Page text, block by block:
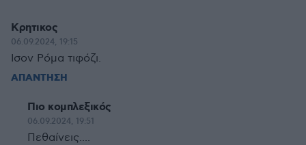
Κρητικος
06.09.2024, 19:15
Ισον Ρόμα τιφόζι.
ΑΠΑΝΤΗΣΗ
Πιο κομπλεξικός
06.09.2024, 19:51
Πεθαίνεις....